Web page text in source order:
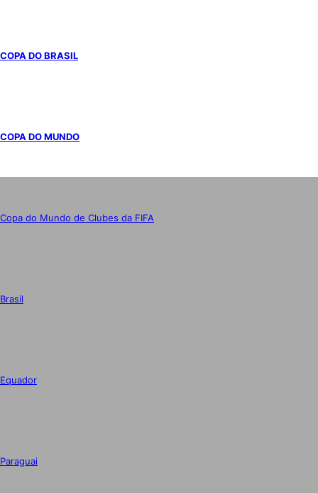
COPA DO BRASIL
COPA DO MUNDO
Copa do Mundo de Clubes da FIFA
Brasil
Equador
Paraguai